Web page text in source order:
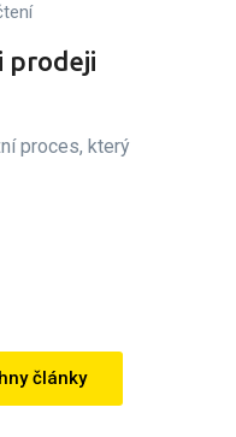
prodeji
proces, který
články